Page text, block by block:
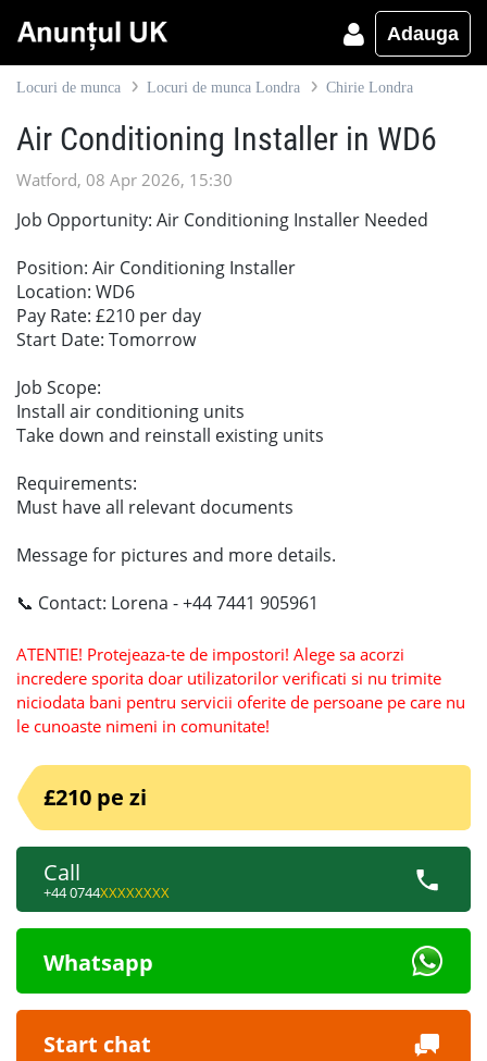
Adauga
Locuri de munca Locuri de munca Londra Chirie Londra
Air Conditioning Installer in WD6
Watford, 08 Apr 2026, 15:30
Job Opportunity: Air Conditioning Installer Needed
Position: Air Conditioning Installer
Location: WD6
Pay Rate: £210 per day
Start Date: Tomorrow
Job Scope:
Install air conditioning units
Take down and reinstall existing units
Requirements:
Must have all relevant documents
Message for pictures and more details.
📞 Contact: Lorena - +44 7441 905961
ATENTIE! Protejeaza-te de impostori! Alege sa acorzi
incredere sporita doar utilizatorilor verificati si nu trimite
niciodata bani pentru servicii oferite de persoane pe care nu
le cunoaste nimeni in comunitate!
£210 pe zi
Call
+44 0744XXXXXXXX
Whatsapp
Start chat